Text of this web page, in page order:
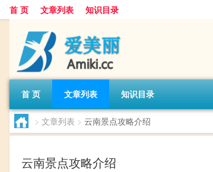
首 页 文章列表 知识目录
首 页 文章列表 知识目录
> 文章列表 > 云南景点攻略介绍
云南景点攻略介绍